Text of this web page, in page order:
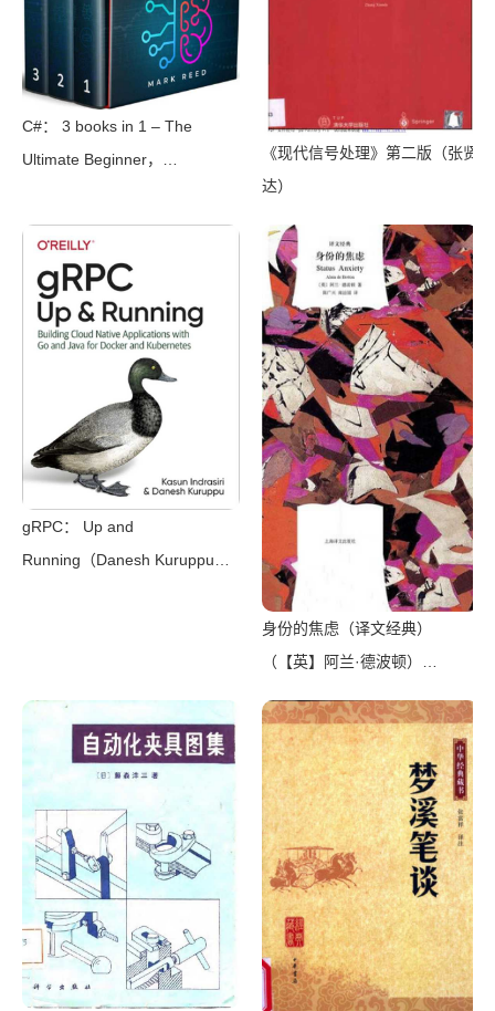
C#： 3 books in 1 – The
Ultimate Beginner，
Guides to Master C#
Programming Quickly with No
Experience（Mark Reed）
（2022）
《现代信号处理》第二版（张贤
达）
gRPC： Up and
Running（Danesh Kuruppu，
身份的焦虑（译文经典）
（【英】阿兰·德波顿）
Publishing House 2018）